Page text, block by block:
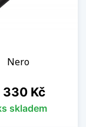
Nero
330 Kč
skladem